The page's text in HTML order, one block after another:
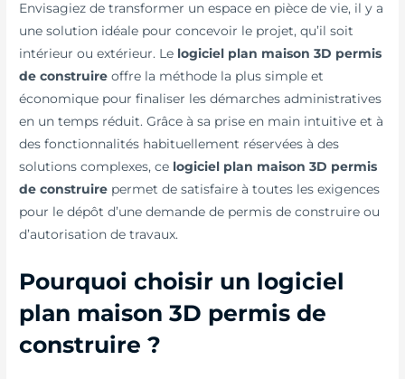
Envisagiez de transformer un espace en pièce de vie, il y a
une solution idéale pour concevoir le projet, qu’il soit
intérieur ou extérieur. Le logiciel plan maison 3D permis
de construireoffre la méthode la plus simple et
économique pour finaliser les démarches administratives
en un temps réduit. Grâce à sa prise en main intuitive et à
des fonctionnalités habituellement réservées à des
solutions complexes, ce logiciel plan maison 3D permis
de construire permet de satisfaire à toutes les exigences
pour le dépôt d’une demande de permis de construire ou
d’autorisation de travaux.
Pourquoi choisir un logiciel
plan maison 3D permis de
construire ?